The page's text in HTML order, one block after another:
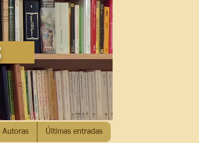
Autoras Últimas entradas